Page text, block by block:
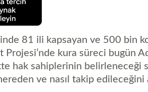
81 ili kapsayan ve 500 bin
Projesi’nde kura süreci bugün
hak sahiplerinin belirleneceği
ve nasıl takip edileceğini